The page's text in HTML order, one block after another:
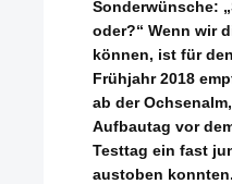
Sonderwünsche:
oder?“ Wenn wir
können, ist für
Frühjahr 2018
ab der
Aufbautag vor
Testtag ein fast
austoben konnten.